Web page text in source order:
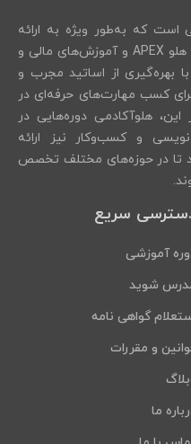
که به‌طور ویژه به ارائه
دوره‌های مرتبط با نرم‌افزار حسابداری هلو APEX و آموزش‌های مالی و
بهره‌گیری از اساتید مجرب و
کسب مهارت‌های حرفه‌ای در
هلوآکادمی دوره‌هایی در
و کسب‌وکار نیز ارائه
تا در حوزه‌های مختلف تخصص
سریع
آموزشی
شوید
گواهی نامه
و مقررات
ما